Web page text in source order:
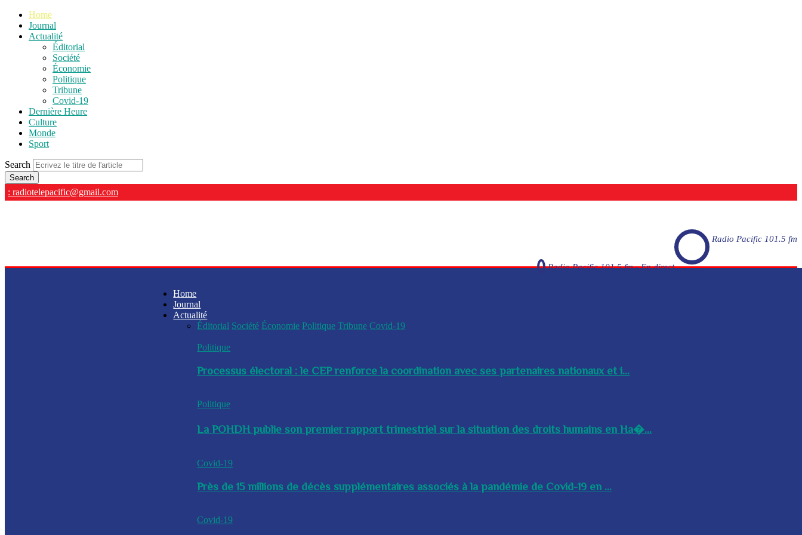
Home
Journal
Actualité
Éditorial
Société
Économie
Politique
Tribune
Covid-19
Dernière Heure
Culture
Monde
Sport
Search
: radiotelepacific@gmail.com
Radio Pacific 101.5 fm
Radio Pacific 101.5 fm - En direct
Home
Journal
Actualité
Éditorial Société Économie Politique Tribune Covid-19
Politique
Processus électoral : le CEP renforce la coordination avec ses partenaires nationaux et i...
Politique
La POHDH publie son premier rapport trimestriel sur la situation des droits humains en Ha�...
Covid-19
Près de 15 millions de décès supplémentaires associés à la pandémie de Covid-19 en ...
Covid-19